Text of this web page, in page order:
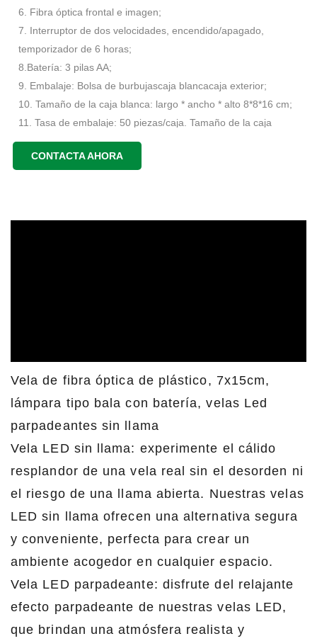
6. Fibra óptica frontal e imagen;
7. Interruptor de dos velocidades, encendido/apagado,
temporizador de 6 horas;
8.Batería: 3 pilas AA;
9. Embalaje: Bolsa de burbujascaja blancacaja exterior;
10. Tamaño de la caja blanca: largo * ancho * alto 8*8*16 cm;
11. Tasa de embalaje: 50 piezas/caja. Tamaño de la caja
exterior: largo * ancho * alto 43 * 43 * 36,2 cm.
CONTACTA AHORA
Vela de fibra óptica de plástico, 7x15cm,
lámpara tipo bala con batería, velas Led
parpadeantes sin llama
Vela LED sin llama: experimente el cálido
resplandor de una vela real sin el desorden ni
el riesgo de una llama abierta. Nuestras velas
LED sin llama ofrecen una alternativa segura
y conveniente, perfecta para crear un
ambiente acogedor en cualquier espacio.
Vela LED parpadeante: disfrute del relajante
efecto parpadeante de nuestras velas LED,
que brindan una atmósfera realista y